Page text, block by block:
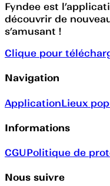
Fyndee est
découvrir de
s’amusant !
Clique pour
Navigation
ApplicationLieux
Informations
CGUPolitique de
Nous suivre